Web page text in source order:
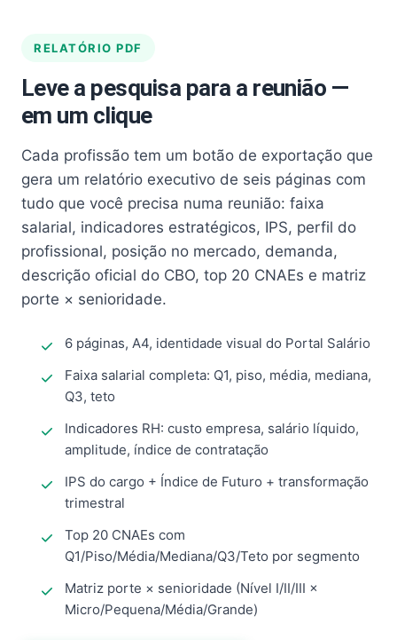
RELATÓRIO PDF
Leve a pesquisa para a reunião —
em um clique
Cada profissão tem um botão de exportação que
gera um relatório executivo de seis páginas com
tudo que você precisa numa reunião: faixa
salarial, indicadores estratégicos, IPS, perfil do
profissional, posição no mercado, demanda,
descrição oficial do CBO, top 20 CNAEs e matriz
porte × senioridade.
6 páginas, A4, identidade visual do Portal Salário
Faixa salarial completa: Q1, piso, média, mediana,
Q3, teto
Indicadores RH: custo empresa, salário líquido,
amplitude, índice de contratação
IPS do cargo + Índice de Futuro + transformação
trimestral
Top 20 CNAEs com
Q1/Piso/Média/Mediana/Q3/Teto por segmento
Matriz porte × senioridade (Nível I/II/III ×
Micro/Pequena/Média/Grande)